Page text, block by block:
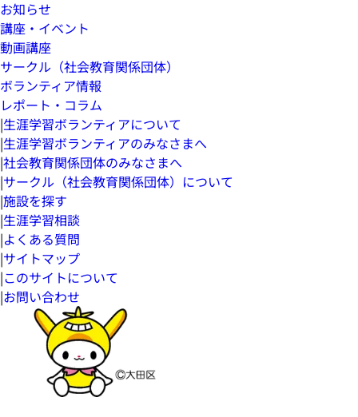
お知らせ
講座・イベント
動画講座
サークル（社会教育関係団体）
ボランティア情報
レポート・コラム
|生涯学習ボランティアについて
|生涯学習ボランティアのみなさまへ
|社会教育関係団体のみなさまへ
|サークル（社会教育関係団体）について
|施設を探す
|生涯学習相談
|よくある質問
|サイトマップ
|このサイトについて
|お問い合わせ